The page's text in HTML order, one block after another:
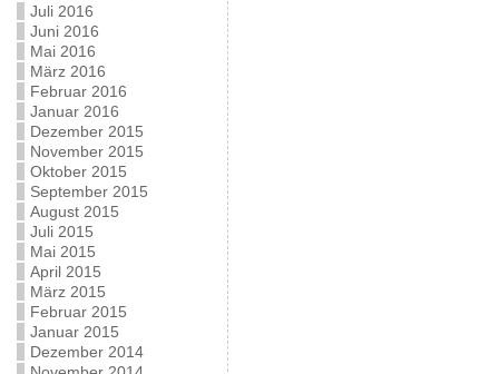
Juli 2016
Juni 2016
Mai 2016
März 2016
Februar 2016
Januar 2016
Dezember 2015
November 2015
Oktober 2015
September 2015
August 2015
Juli 2015
Mai 2015
April 2015
März 2015
Februar 2015
Januar 2015
Dezember 2014